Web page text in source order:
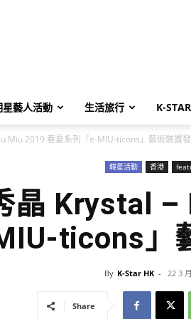
藝人活動 生活旅行 K-
Miu 2019 春夏系列「e-MIU-ticons」藝術裝置
韓星活動 香港
晶 Krystal
ticons」
By K-Star HK - 22 3
Share